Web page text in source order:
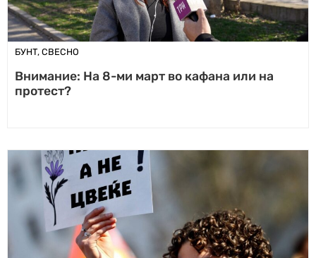
БУНТ, СВЕСНО
Внимание: На 8-ми март во кафана или на
протест?